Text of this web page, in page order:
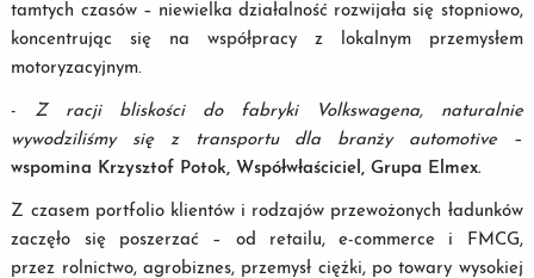
tamtych czasów – niewielka działalność rozwijała się stopniowo,
koncentrując się na współpracy z lokalnym przemysłem
motoryzacyjnym.
- Z racji bliskości do fabryki Volkswagena, naturalnie
wywodziliśmy się z transportu dla branży automotive–
wspomina Krzysztof Potok, Współwłaściciel, Grupa Elmex.
Z czasem portfolio klientów i rodzajów przewożonych ładunków
zaczęło się poszerzać – od retailu, e-commerce i FMCG,
przez rolnictwo, agrobiznes, przemysł ciężki, po towary wysokiej